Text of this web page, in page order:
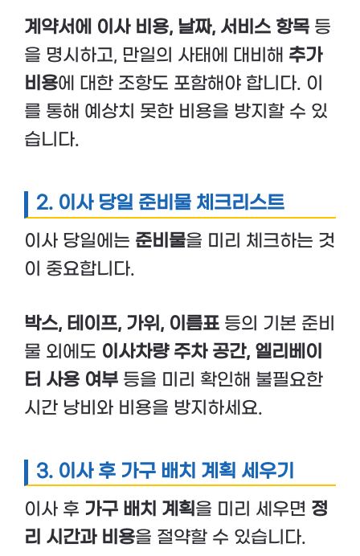
계약서에 이사 비용, 날짜, 서비스 항목 등
을 명시하고, 만일의 사태에 대비해 추가
비용에 대한 조항도 포함해야 합니다. 이
를 통해 예상치 못한 비용을 방지할 수 있
습니다.
2. 이사 당일 준비물 체크리스트
이사 당일에는 준비물을 미리 체크하는 것
이 중요합니다.
박스, 테이프, 가위, 이름표 등의 기본 준비
물 외에도 이사차량 주차 공간, 엘리베이
터 사용 여부 등을 미리 확인해 불필요한
시간 낭비와 비용을 방지하세요.
3. 이사 후 가구 배치 계획 세우기
이사 후 가구 배치 계획을 미리 세우면 정
리 시간과 비용을 절약할 수 있습니다.